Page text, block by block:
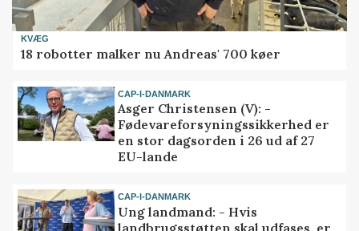
KVÆG
18 robotter malker nu Andreas' 700 køer
CAP-I-DANMARK
Asger Christensen (V): -
Fødevareforsyningssikkerhed er
en stor dagsorden i 26 ud af 27
EU-lande
CAP-I-DANMARK
Ung landmand: - Hvis
landbrugsstøtten skal udfases, er